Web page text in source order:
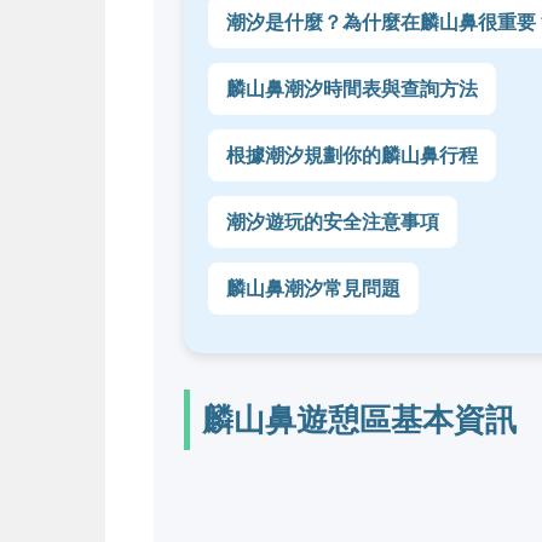
潮汐是什麼？為什麼在麟山鼻很重要
麟山鼻潮汐時間表與查詢方法
根據潮汐規劃你的麟山鼻行程
潮汐遊玩的安全注意事項
麟山鼻潮汐常見問題
麟山鼻遊憩區基本資訊